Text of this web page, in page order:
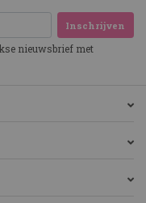
Inschrijven
nieuwsbrief met